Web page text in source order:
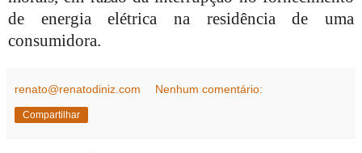
de energia elétrica na residência de uma
consumidora.
renato@renatodiniz.com Nenhum comentário:
Compartilhar